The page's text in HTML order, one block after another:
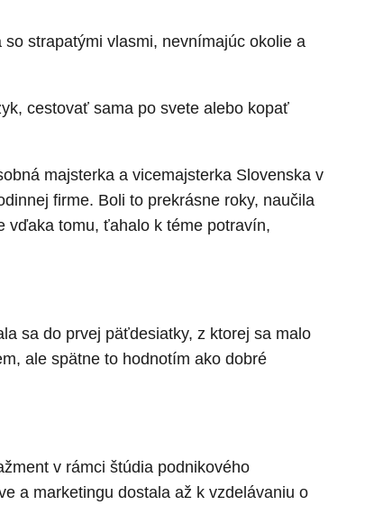
strapatými vlasmi, nevnímajúc okolie a
cestovať sama po svete alebo kopať
majsterka a vicemajsterka Slovenska v
firme. Boli to prekrásne roky, naučila
vďaka tomu, ťahalo k téme potravín,
sa do prvej päťdesiatky, z ktorej sa malo
ale spätne to hodnotím ako dobré
v rámci štúdia podnikového
a marketingu dostala až k vzdelávaniu o